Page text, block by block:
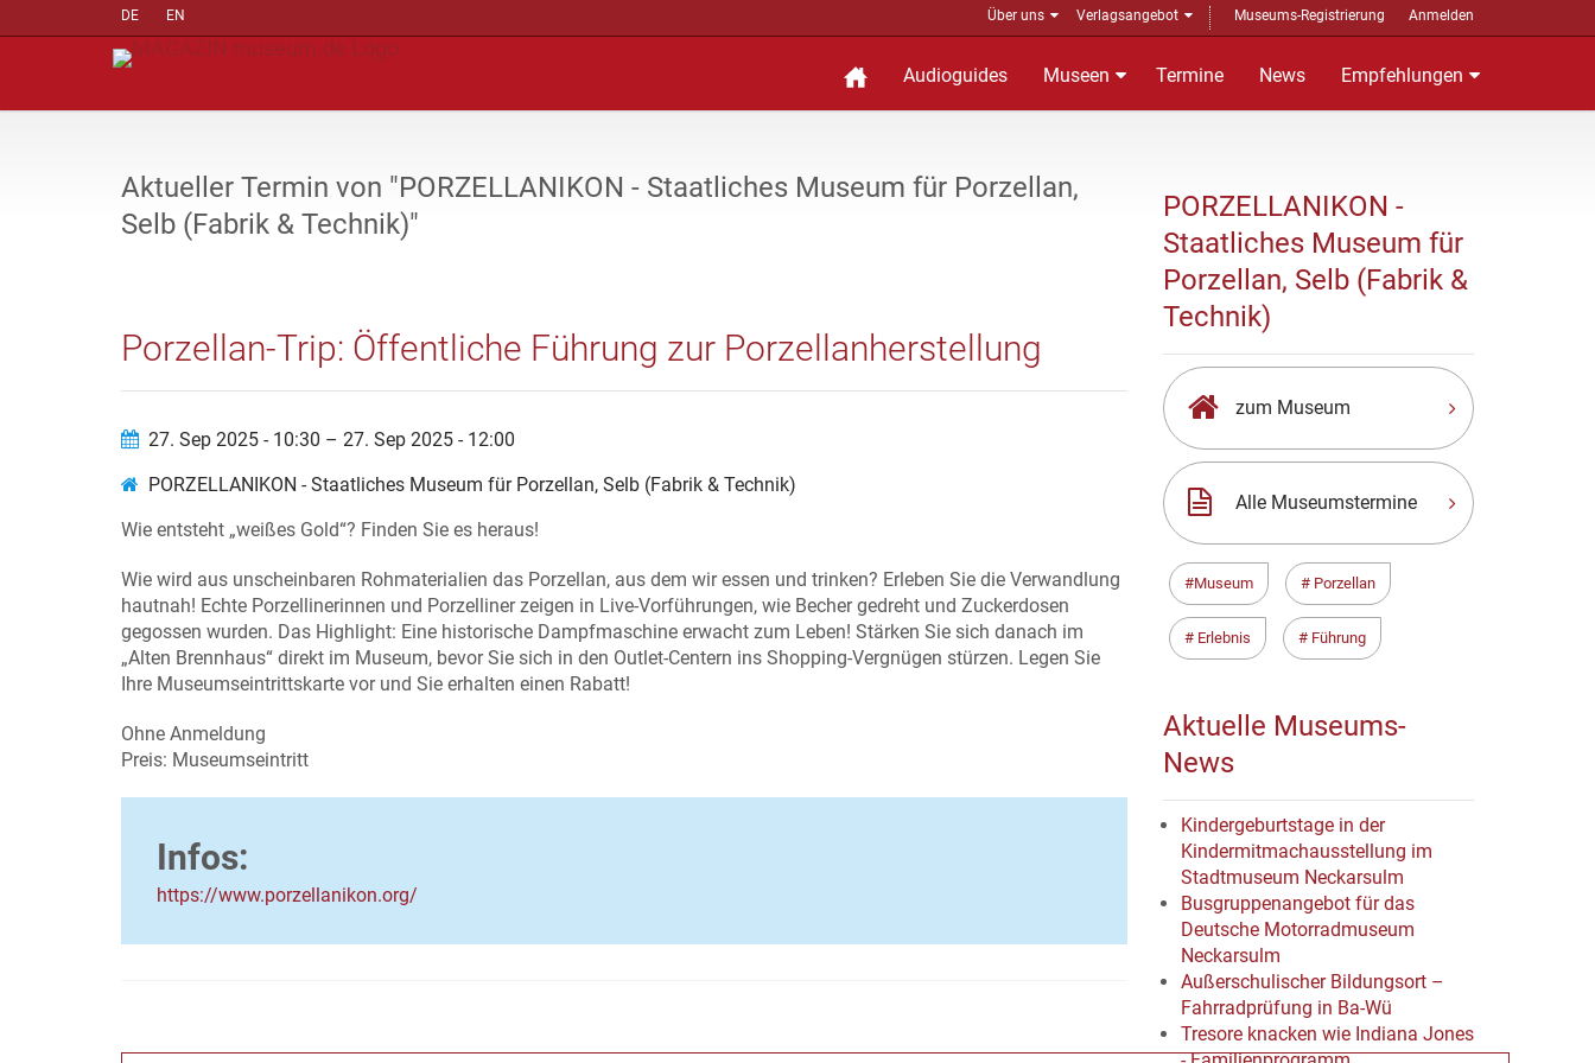
DE EN Über uns Verlagsangebot Museums-Registrierung Anmelden
Audioguides Museen Termine News Empfehlungen
Aktueller Termin von "PORZELLANIKON - Staatliches Museum für Porzellan,
Selb (Fabrik & Technik)"
Porzellan-Trip: Öffentliche Führung zur Porzellanherstellung
27. Sep 2025 - 10:30 – 27. Sep 2025 - 12:00
PORZELLANIKON - Staatliches Museum für Porzellan, Selb (Fabrik & Technik)
Wie entsteht „weißes Gold“? Finden Sie es heraus!
Wie wird aus unscheinbaren Rohmaterialien das Porzellan, aus dem wir essen und trinken? Erleben Sie die Verwandlung
hautnah! Echte Porzellinerinnen und Porzelliner zeigen in Live-Vorführungen, wie Becher gedreht und Zuckerdosen
gegossen wurden. Das Highlight: Eine historische Dampfmaschine erwacht zum Leben! Stärken Sie sich danach im
„Alten Brennhaus“ direkt im Museum, bevor Sie sich in den Outlet-Centern ins Shopping-Vergnügen stürzen. Legen Sie
Ihre Museumseintrittskarte vor und Sie erhalten einen Rabatt!
Ohne Anmeldung
Preis: Museumseintritt
Infos:
https://www.porzellanikon.org/
PORZELLANIKON -
Staatliches Museum für
Porzellan, Selb (Fabrik &
Technik)
zum Museum
Alle Museumstermine
Museum Porzellan
Erlebnis Führung
Aktuelle Museums-
News
Kindergeburtstage in der
Kindermitmachausstellung im
Stadtmuseum Neckarsulm
Busgruppenangebot für das
Deutsche Motorradmuseum
Neckarsulm
Außerschulischer Bildungsort –
Fahrradprüfung in Ba-Wü
Tresore knacken wie Indiana Jones